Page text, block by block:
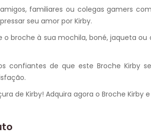
familiares ou colegas gamers
seu amor por Kirby.
o broche à sua mochila, boné, jaqueta
confiantes de que este Broche Kirby
de Kirby! Adquira agora o Broche